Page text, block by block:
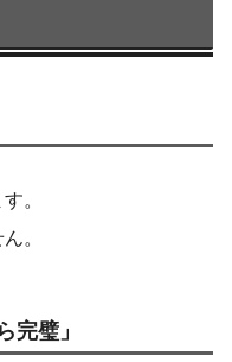
。
。
完璧」